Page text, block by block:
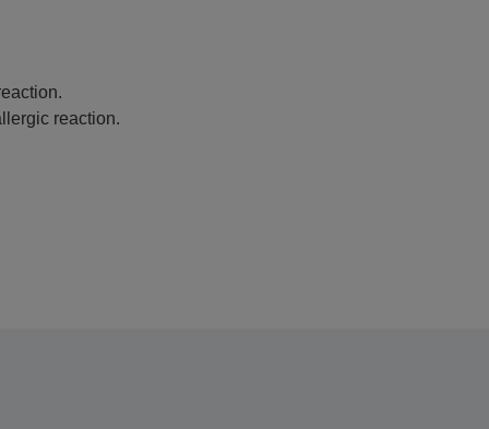
reaction.